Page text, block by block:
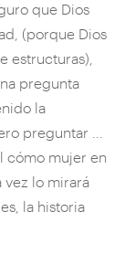
que Dios
(porque Dios
estructuras),
pregunta
la
preguntar ...
cómo mujer en
vez lo mirará
la historia